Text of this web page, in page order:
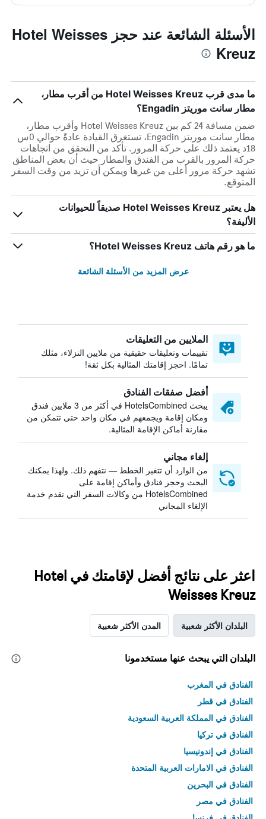
الأسئلة الشائعة عند حجز Hotel Weisses
Kreuz
ما مدى قرب Hotel Weisses Kreuz من أقرب مطار،
مطار سانت موريتز Engadin؟
ضمن مسافة 24 كم بين Hotel Weisses Kreuz وأقرب مطار،
مطار سانت موريتز Engadin، تستغرق القيادة عادةً حوالي 0س
18د يعتمد ذلك على حركة المرور. تأكد من التحقق من اتجاهات
حركة المرور بالقرب من الفندق والمطار حيث أن بعض المناطق
تشهد حركة مرور أعلى من غيرها ويمكن أن تزيد من وقت السفر
المتوقع.
هل يعتبر Hotel Weisses Kreuz صديقاً للحيوانات
الأليفة؟
ما هو رقم هاتف Hotel Weisses Kreuz؟
عرض المزيد من الأسئلة الشائعة
الملايين من التعليقات
تقييمات وتعليقات حقيقية من ملايين النزلاء، مثلك
تمامًا. احجز إقامتك المثالية بكل ثقة!
أفضل صفقات الفنادق
يبحث HotelsCombined في أكثر من 3 ملايين فندق
ومكان إقامة ويجمعهم في مكان واحد حتى تتمكن من
مقارنة أماكن الإقامة المثالية.
إلغاء مجاني
من الوارد أن تتغير الخطط — نتفهم ذلك. ولهذا يمكنك
البحث وحجز فنادق وأماكن إقامة على
HotelsCombined من وكالات السفر التي تقدم خدمة
الإلغاء المجاني
اعثر على نتائج أفضل لإقامتك في Hotel
Weisses Kreuz
البلدان الأكثر شعبية المدن الأكثر شعبية
البلدان التي يبحث عنها مستخدمونا
الفنادق في المغرب
الفنادق في قطر
الفنادق في المملكة العربية السعودية
الفنادق في تركيا
الفنادق في إندونيسيا
الفنادق في الامارات العربية المتحدة
الفنادق في البحرين
الفنادق في مصر